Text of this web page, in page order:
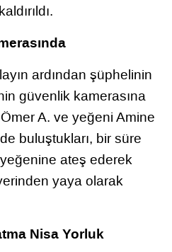
ardından şüphelinin
güvenlik kamerasına
A. ve yeğeni Amine
buluştukları, bir süre
ateş ederek
yaya olarak
Nisa Yorluk